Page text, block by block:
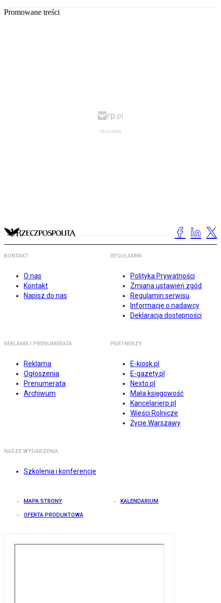
Promowane treści
KONTAKT
O nas
Kontakt
Napisz do nas
REGULAMIN
Polityka Prywatności
Zmiana ustawień zgód
Regulamin serwisu
Informacje o nadawcy
Deklaracja dostępności
REKLAMA I PRENUMERATA
Reklama
Ogłoszenia
Prenumerata
Archiwum
PARTNERZY
E-kiosk.pl
E-gazety.pl
Nexto.pl
Mała księgowość
Kancelarierp.pl
Wieści Rolnicze
Życie Warszawy
NASZE WYDARZENIA
Szkolenia i konferencje
MAPA STRONY KALENDARIUM
OFERTA PRODUKTOWA